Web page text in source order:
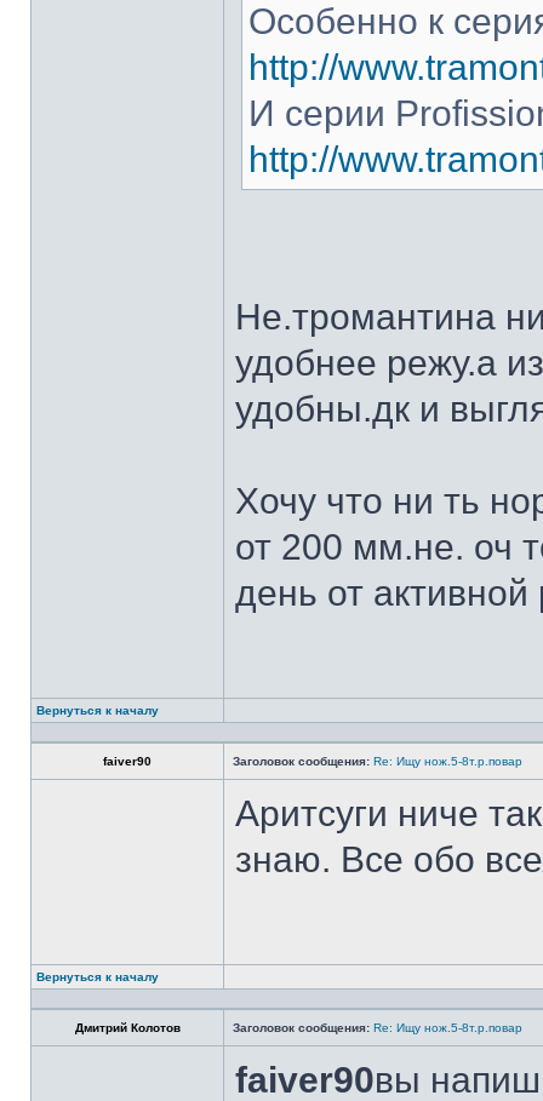
Особенно к
http://
И серии
http://
Не.тромантина
удобнее режу.а
удобны.дк и
Хочу что ни ть
от 200 мм.не. оч
день от
Вернуться к началу
faiver90 Заголовок сообщения: Re: Ищу нож.5-8т.р.повар
Аритсуги ниче
знаю. Все обо
Вернуться к началу
Дмитрий Колотов Заголовок сообщения: Re: Ищу нож.5-8т.р.повар
faiver90вы